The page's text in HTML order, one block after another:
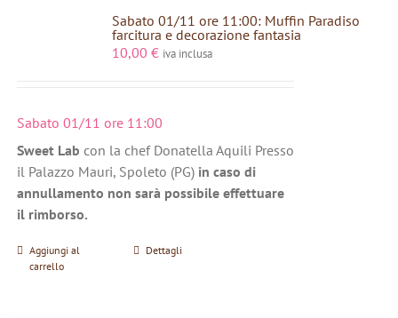
Sabato 01/11 ore 11:00: Muffin Paradiso
farcitura e decorazione fantasia
10,00 € iva inclusa
Sabato 01/11 ore 11:00
Sweet Lab con la chef Donatella Aquili Presso
il Palazzo Mauri, Spoleto (PG) in caso di
annullamento non sarà possibile effettuare
il rimborso.
Aggiungi al
carrello
Dettagli